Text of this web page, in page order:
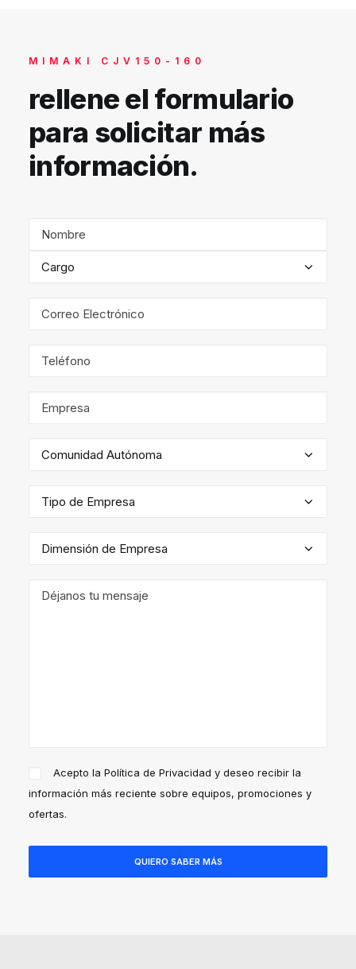
MIMAKI CJV150-160
rellene el formulario
para solicitar más
información.
Acepto laPolítica de Privacidad y deseo recibir la
información más reciente sobre equipos, promociones y
ofertas.